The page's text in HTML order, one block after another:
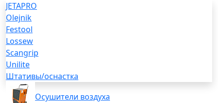
JETAPRO
Olejnik
Festool
Lossew
Scangrip
Unilite
Штативы/оснастка
Осушители воздуха